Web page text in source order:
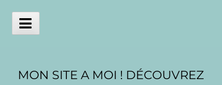
contentMain
MON SITE A MOI ! DÉCOUVREZ